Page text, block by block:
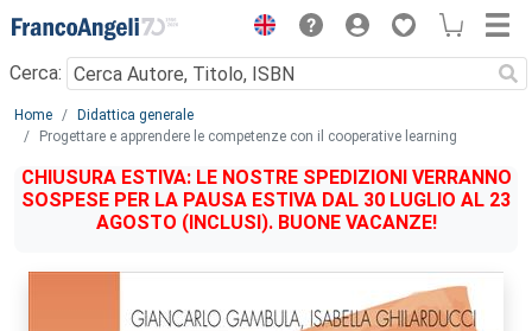
Menu
Cerca:
Main content
Home
Didattica generale
Progettare e apprendere le competenze con il cooperative learning
CHIUSURA ESTIVA: LE NOSTRE SPEDIZIONI VERRANNO
SOSPESE PER LA PAUSA ESTIVA DAL 30 LUGLIO AL 23
AGOSTO (INCLUSI). BUONE VACANZE!